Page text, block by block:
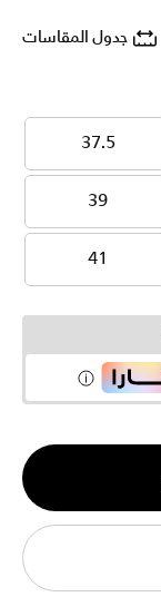
جدول المقاسات
37.5
37.5
39
39
41
41